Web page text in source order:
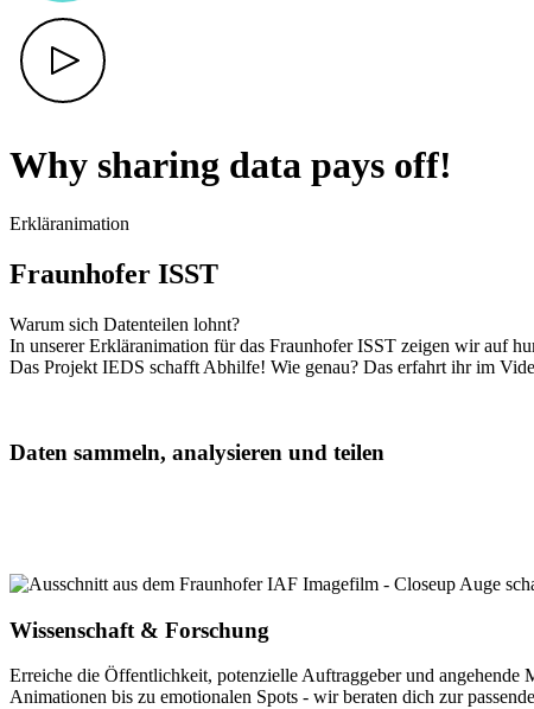
Why sharing data pays off!
Erkläranimation
Fraunhofer ISST
Warum sich Datenteilen lohnt?
In unserer Erkläranimation für das Fraunhofer ISST zeigen wir auf
Das Projekt IEDS schafft Abhilfe! Wie genau? Das erfahrt ihr im
Daten sammeln, analysieren und teilen
Wissenschaft & Forschung
Erreiche die Öffentlichkeit, potenzielle Auftraggeber und angehende
Animationen bis zu emotionalen Spots - wir beraten dich zur